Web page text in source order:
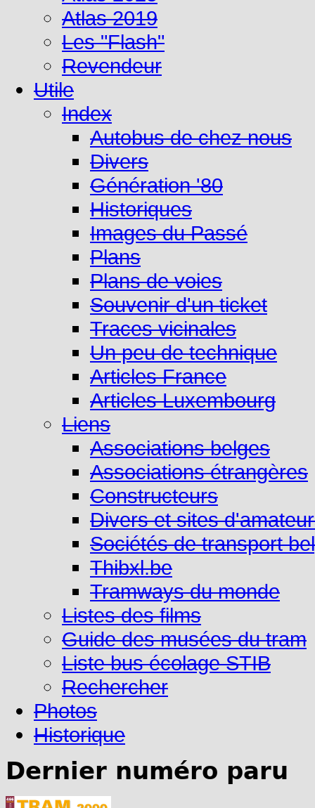
Atlas 2019
Les "Flash"
Revendeur
Utile
Index
Autobus de chez nous
Divers
Génération '80
Historiques
Images du Passé
Plans
Plans de voies
Souvenir d'un ticket
Traces vicinales
Un peu de technique
Articles France
Articles Luxembourg
Liens
Associations belges
Associations étrangères
Constructeurs
Divers et sites
Sociétés de transport
Thibxl.be
Tramways du monde
Listes des films
Guide des musées du tram
Liste bus écolage STIB
Rechercher
Photos
Historique
Dernier numéro paru